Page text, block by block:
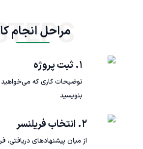
مراحل انجام
۱. ثبت پروژه
توضیحات کاری که می‌خواهید
بنویسید
۲. انتخاب فریلنسر
از میان پیشنهادهای دریافتی،